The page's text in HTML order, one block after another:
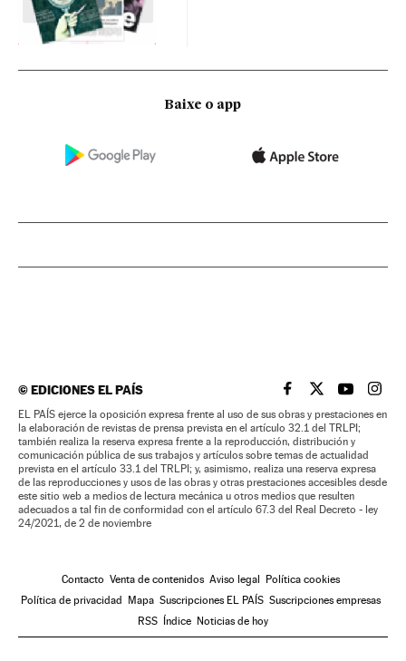
Baixe o app
©EDICIONES EL PAÍS EL PAÍS BRASIL EN
EL PAÍSEL PAÍS
EL
EL PAÍS ejerce la oposición expresa frente al uso de sus obras y prestaciones en
la elaboración de revistas de prensa prevista en el artículo 32.1 del TRLPI;
también realiza la reserva expresa frente a la reproducción, distribución y
comunicación pública de sus trabajos y artículos sobre temas de actualidad
prevista en el artículo 33.1 del TRLPI; y, asimismo, realiza una reserva expresa
de las reproducciones y usos de las obras y otras prestaciones accesibles desde
este sitio web a medios de lectura mecánica u otros medios que resulten
adecuados a tal fin de conformidad con el artículo 67.3 del Real Decreto - ley
24/2021, de 2 de noviembre
Contacto Venta de contenidos Aviso legal Política cookies
Política de privacidad Mapa Suscripciones EL PAÍS Suscripciones empresas
RSS Índice Noticias de hoy